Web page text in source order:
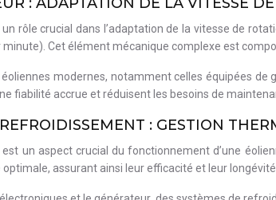
un rôle crucial dans l’adaptation de la vitesse de
minute). Cet élément mécanique complexe est
modernes, notamment celles équipées
fiabilité accrue et réduisent les besoins de
: GESTION
est un aspect crucial du fonctionnement d’une
assurant ainsi leur efficacité et leur